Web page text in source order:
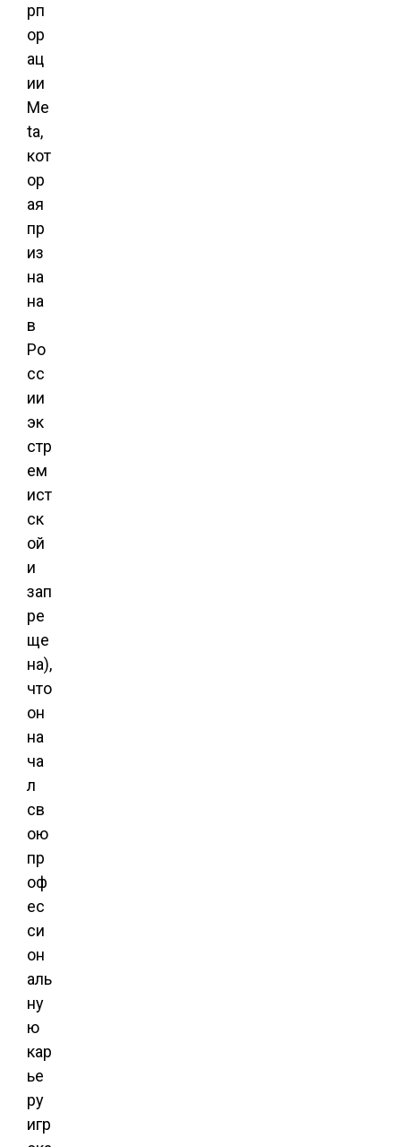
рп
ор
ац
ии
Me
ta,
кот
ор
ая
пр
из
на
на
в
Ро
сс
ии
эк
стр
ем
ист
ск
ой
и
зап
ре
ще
на),
что
он
на
ча
л
св
ою
пр
оф
ес
си
он
аль
ну
ю
кар
ье
ру
игр